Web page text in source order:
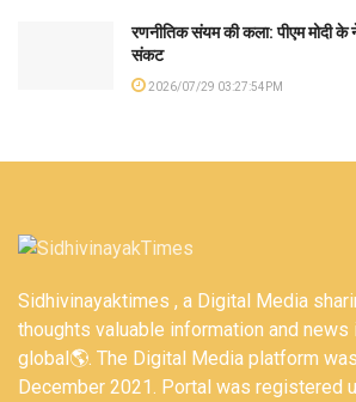
रणनीतिक संयम की कला: पीएम मोदी
संकट
2026/07/29 03:27:54PM
Sidhivinayaktimes , a Digital Media
thoughts valuable information and news
global🌎. The Digital Media platform
December 2021. Portal was registered